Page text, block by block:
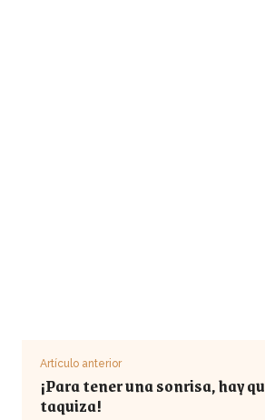
Artículo anterior
¡Para tener una sonrisa, hay
taquiza!